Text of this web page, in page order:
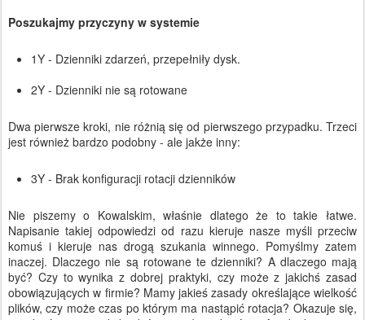
Poszukajmy przyczyny w systemie
1Y - Dzienniki zdarzeń, przepełniły dysk.
2Y - Dzienniki nie są rotowane
Dwa pierwsze kroki, nie różnią się od pierwszego przypadku. Trzeci
jest również bardzo podobny - ale jakże inny:
3Y - Brak konfiguracji rotacji dzienników
Nie piszemy o Kowalskim, właśnie dlatego że to takie łatwe.
Napisanie takiej odpowiedzi od razu kieruje nasze myśli przeciw
komuś i kieruje nas drogą szukania winnego. Pomyślmy zatem
inaczej. Dlaczego nie są rotowane te dzienniki? A dlaczego mają
być? Czy to wynika z dobrej praktyki, czy może z jakichś zasad
obowiązujących w firmie? Mamy jakieś zasady określające wielkość
plików, czy może czas po którym ma nastąpić rotacja? Okazuje się,